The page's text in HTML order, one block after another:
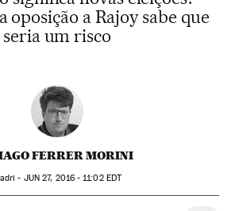
oposição a Rajoy sabe que
seria um risco
FERRER MORINI
- JUN 27, 2016 - 11:02EDT